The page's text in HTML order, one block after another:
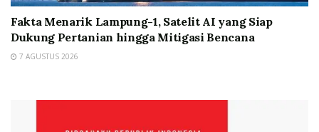
Fakta Menarik Lampung-1, Satelit AI yang Siap
Dukung Pertanian hingga Mitigasi Bencana
7 AGUSTUS 2026